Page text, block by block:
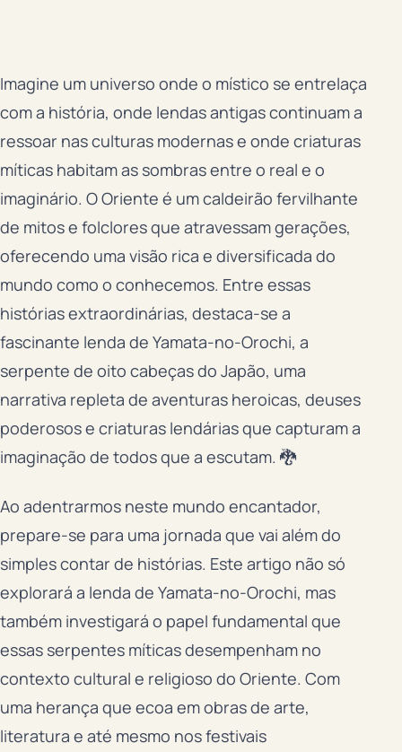
Imagine um universo onde o místico se entrelaça
com a história, onde lendas antigas continuam a
ressoar nas culturas modernas e onde criaturas
míticas habitam as sombras entre o real e o
imaginário. O Oriente é um caldeirão fervilhante
de mitos e folclores que atravessam gerações,
oferecendo uma visão rica e diversificada do
mundo como o conhecemos. Entre essas
histórias extraordinárias, destaca-se a
fascinante lenda de Yamata-no-Orochi, a
serpente de oito cabeças do Japão, uma
narrativa repleta de aventuras heroicas, deuses
poderosos e criaturas lendárias que capturam a
imaginação de todos que a escutam. 🐉
Ao adentrarmos neste mundo encantador,
prepare-se para uma jornada que vai além do
simples contar de histórias. Este artigo não só
explorará a lenda de Yamata-no-Orochi, mas
também investigará o papel fundamental que
essas serpentes míticas desempenham no
contexto cultural e religioso do Oriente. Com
uma herança que ecoa em obras de arte,
literatura e até mesmo nos festivais